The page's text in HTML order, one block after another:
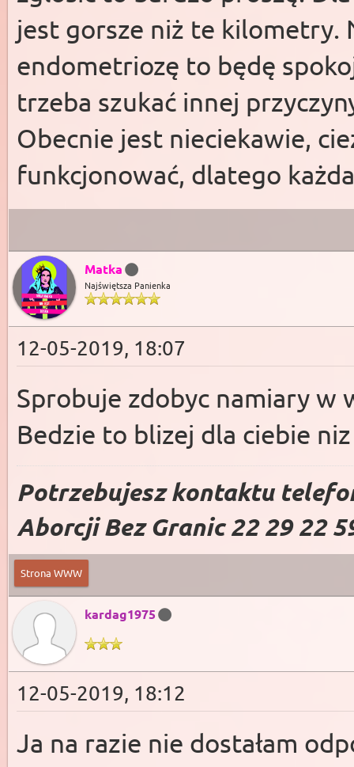
jest gorsze niż te kilometry.
endometriozę to będę
trzeba szukać innej
Obecnie jest nieciekawie,
funkcjonować, dlatego
Matka
Najświętsza Panienka
12-05-2019, 18:07
Sprobuje zdobyc namiary w
Bedzie to blizej dla ciebie
Potrzebujesz kontaktu
Aborcji Bez Granic 22 29 22
Strona WWW
kardag1975
12-05-2019, 18:12
Ja na razie nie dostałam